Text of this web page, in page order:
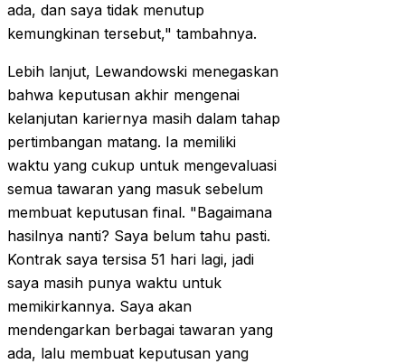
ada, dan saya tidak menutup
kemungkinan tersebut," tambahnya.
Lebih lanjut, Lewandowski menegaskan
bahwa keputusan akhir mengenai
kelanjutan kariernya masih dalam tahap
pertimbangan matang. Ia memiliki
waktu yang cukup untuk mengevaluasi
semua tawaran yang masuk sebelum
membuat keputusan final. "Bagaimana
hasilnya nanti? Saya belum tahu pasti.
Kontrak saya tersisa 51 hari lagi, jadi
saya masih punya waktu untuk
memikirkannya. Saya akan
mendengarkan berbagai tawaran yang
ada, lalu membuat keputusan yang